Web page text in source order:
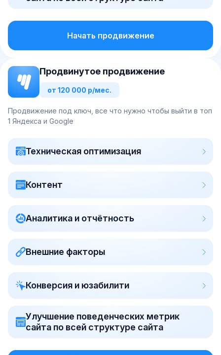
Начать продвижение
Продвинутое продвижение
от 120 000 р/мес.
Продвижение под ключ, все что нужно чтобы выйти в топ
1 Яндекса и Google
Техническая оптимизация
Контент
Аналитика и отчётность
Внешние факторы
Конверсия и юзабилити
Улучшение поведенческих метрик
сайта по всей структуре сайта